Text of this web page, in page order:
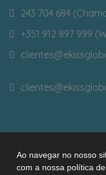
Ao navegar no nosso
com a nossa política
243 704 684
+351 912 897 999
clientes
clientes
© 2026 Ekiss Global